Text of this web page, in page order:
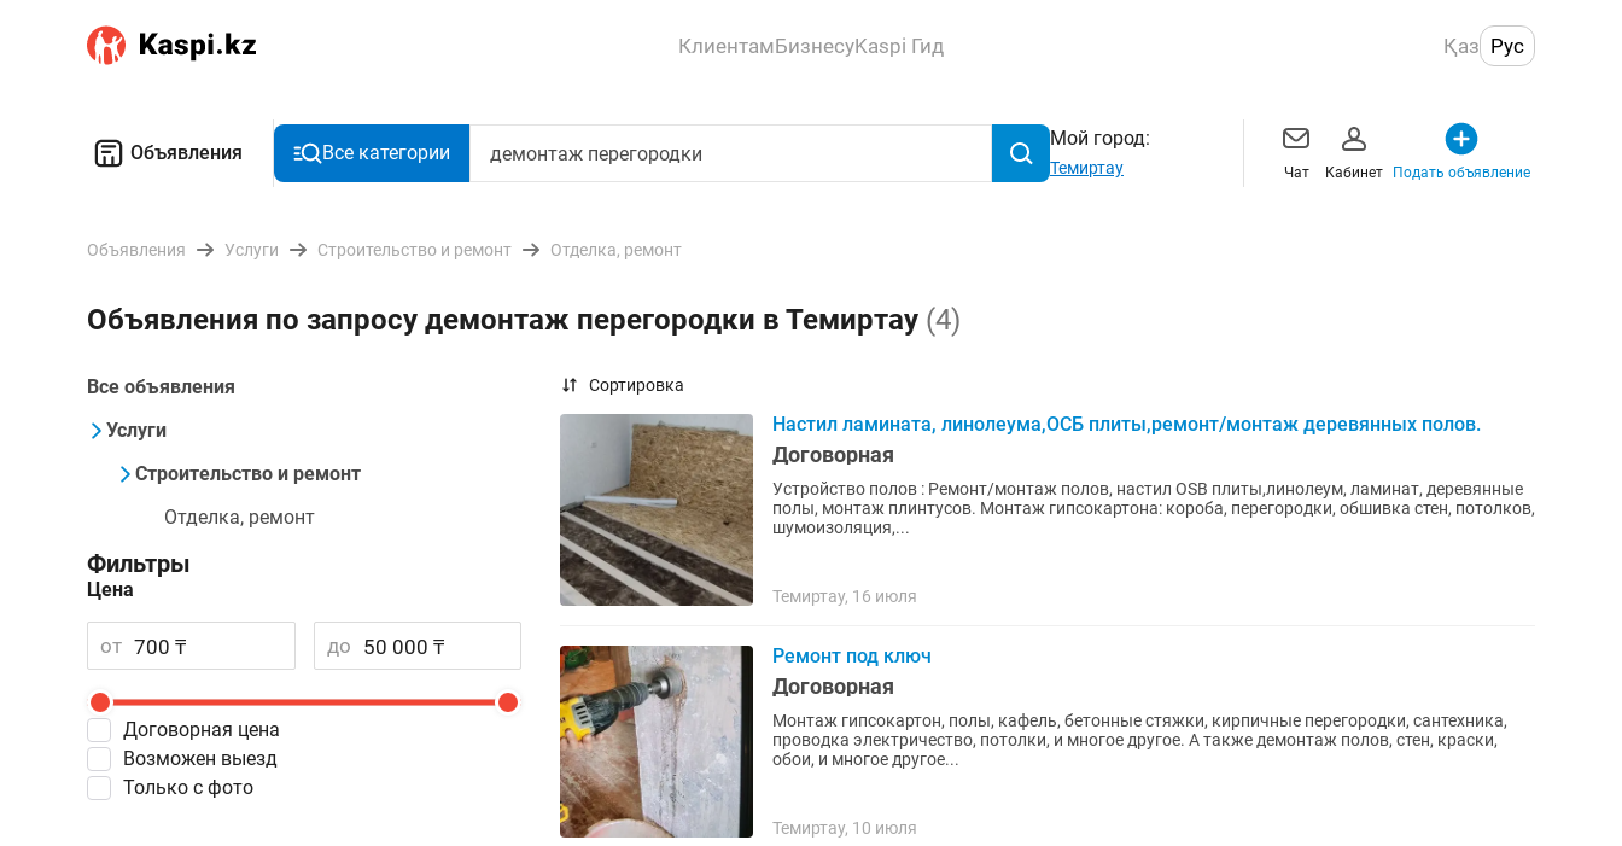
КлиентамБизнесуKaspi Гид Қаз Рус
Объявления Все категории
Мой город:
Темиртау Чат Кабинет Подать объявление
Объявления Услуги Строительство и ремонт Отделка, ремонт
Объявления по запросу демонтаж перегородки в Темиртау (4)
Все объявления
Услуги
Строительство и ремонт
Отделка, ремонт
Фильтры
Цена
от до
Договорная цена
Возможен выезд
Только с фото
Сортировка
Настил ламината, линолеума,OСБ плиты,ремонт/монтаж деревянных полов.
Договорная
Устройство полов : Ремонт/монтаж полов, настил ОSB плиты,линолеум, ламинат, деревянные
полы, монтаж плинтусов. Монтаж гипсокартона: короба, перегородки, обшивка стен, потолков,
шумоизоляция,...
Темиртау, 16 июля
Ремонт под ключ
Договорная
Монтаж гипсокартон, полы, кафель, бетонные стяжки, кирпичные перегородки, сантехника,
проводка электричество, потолки, и многое другое. А также демонтаж полов, стен, краски,
обои, и многое другое...
Темиртау, 10 июля